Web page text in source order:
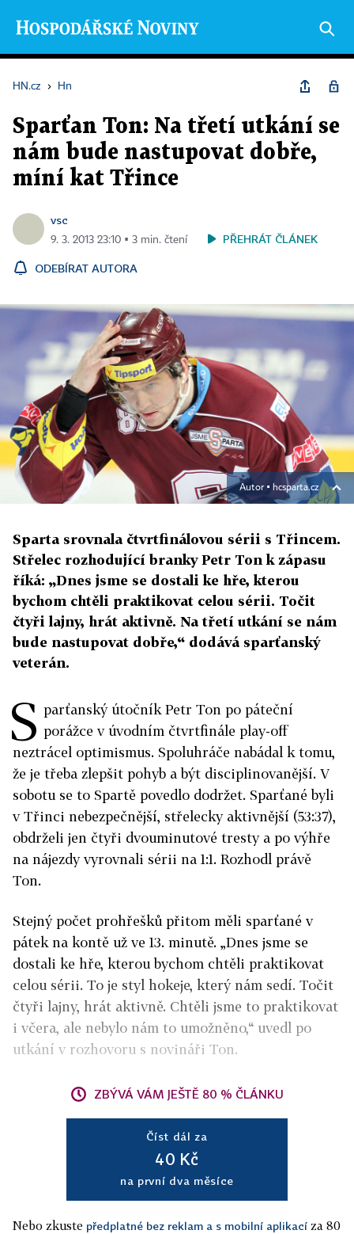
HN.cz › Hn
Sparťan Ton: Na třetí utkání se
nám bude nastupovat dobře,
míní kat Třince
vsc
9. 3. 2013 23:10 ▪ 3 min. čtení PŘEHRÁT ČLÁNEK
ODEBÍRAT AUTORA
Autor ▪ hcsparta.cz
Sparta srovnala čtvrtfinálovou sérii s Třincem.
Střelec rozhodující branky Petr Ton k zápasu
říká: „Dnes jsme se dostali ke hře, kterou
bychom chtěli praktikovat celou sérii. Točit
čtyři lajny, hrát aktivně. Na třetí utkání se nám
bude nastupovat dobře,“ dodává sparťanský
veterán.
S parťanský útočník Petr Ton po páteční
porážce v úvodním čtvrtfinále play-off
neztrácel optimismus. Spoluhráče nabádal k tomu,
že je třeba zlepšit pohyb a být disciplinovanější. V
sobotu se to Spartě povedlo dodržet. Sparťané byli
v Třinci nebezpečnější, střelecky aktivnější (53:37),
obdrželi jen čtyři dvouminutové tresty a po výhře
na nájezdy vyrovnali sérii na 1:1. Rozhodl právě
Ton.
Stejný počet prohřešků přitom měli sparťané v
pátek na kontě už ve 13. minutě. „Dnes jsme se
dostali ke hře, kterou bychom chtěli praktikovat
celou sérii. To je styl hokeje, který nám sedí. Točit
čtyři lajny, hrát aktivně. Chtěli jsme to praktikovat
i včera, ale nebylo nám to umožněno,“ uvedl po
utkání v rozhovoru s novináři Ton.
ZBÝVÁ VÁM JEŠTĚ 80 % ČLÁNKU
Číst dál za
40 Kč
na první dva měsíce
Nebo zkuste předplatné bez reklam a s mobilní aplikací za 80